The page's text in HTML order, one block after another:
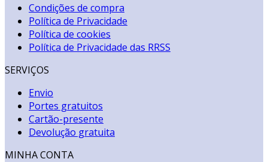
Condições de compra
Política de Privacidade
Política de cookies
Política de Privacidade das RRSS
SERVIÇOS
Envio
Portes gratuitos
Cartão-presente
Devolução gratuita
MINHA CONTA